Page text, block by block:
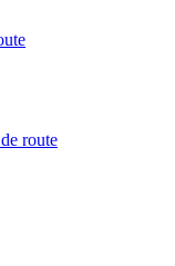
route